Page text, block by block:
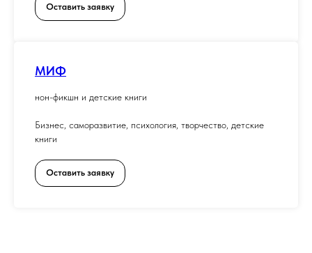
Оставить заявку
МИФ
нон-фикшн и детские книги
Бизнес, саморазвитие, психология, творчество, детские
книги
Оставить заявку